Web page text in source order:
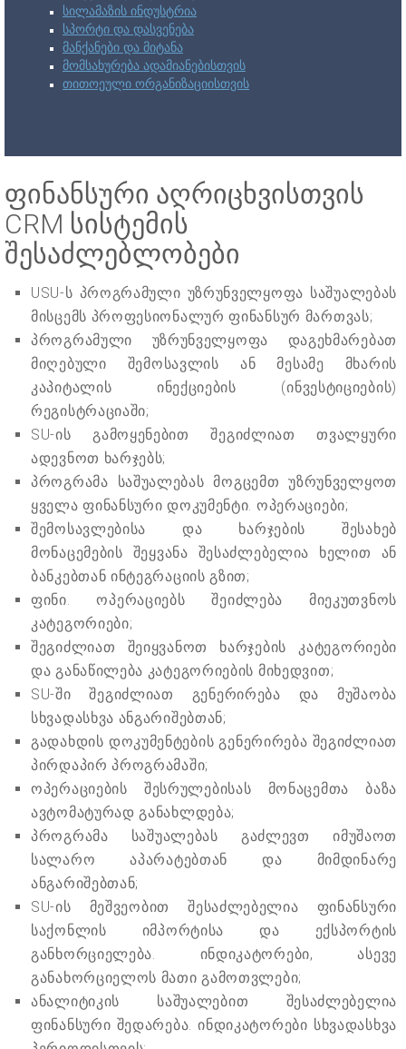
სილამაზის ინდუსტრია
სპორტი და დასვენება
მანქანები და მიტანა
მომსახურება ადამიანებისთვის
თითოეული ორგანიზაციისთვის
ფინანსური აღრიცხვისთვის
CRM სისტემის
შესაძლებლობები
USU-ს პროგრამული უზრუნველყოფა საშუალებას
მისცემს პროფესიონალურ ფინანსურ მართვას;
პროგრამული უზრუნველყოფა დაგეხმარებათ
მიღებული შემოსავლის ან მესამე მხარის
კაპიტალის ინექციების (ინვესტიციების)
რეგისტრაციაში;
SU-ის გამოყენებით შეგიძლიათ თვალყური
ადევნოთ ხარჯებს;
პროგრამა საშუალებას მოგცემთ უზრუნველყოთ
ყველა ფინანსური დოკუმენტი. ოპერაციები;
შემოსავლებისა და ხარჯების შესახებ
მონაცემების შეყვანა შესაძლებელია ხელით ან
ბანკებთან ინტეგრაციის გზით;
ფინი. ოპერაციებს შეიძლება მიეკუთვნოს
კატეგორიები;
შეგიძლიათ შეიყვანოთ ხარჯების კატეგორიები
და განაწილება კატეგორიების მიხედვით;
SU-ში შეგიძლიათ გენერირება და მუშაობა
სხვადასხვა ანგარიშებთან;
გადახდის დოკუმენტების გენერირება შეგიძლიათ
პირდაპირ პროგრამაში;
ოპერაციების შესრულებისას მონაცემთა ბაზა
ავტომატურად განახლდება;
პროგრამა საშუალებას გაძლევთ იმუშაოთ
სალარო აპარატებთან და მიმდინარე
ანგარიშებთან;
SU-ის მეშვეობით შესაძლებელია ფინანსური
საქონლის იმპორტისა და ექსპორტის
განხორციელება. ინდიკატორები, ასევე
განახორციელოს მათი გამოთვლები;
ანალიტიკის საშუალებით შესაძლებელია
ფინანსური შედარება. ინდიკატორები სხვადასხვა